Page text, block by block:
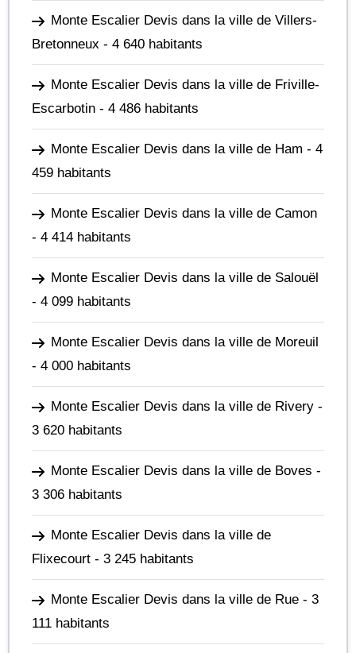
Monte Escalier Devis dans la ville de Villers-
Bretonneux - 4 640 habitants
Monte Escalier Devis dans la ville de Friville-
Escarbotin - 4 486 habitants
Monte Escalier Devis dans la ville de Ham - 4
459 habitants
Monte Escalier Devis dans la ville de Camon
- 4 414 habitants
Monte Escalier Devis dans la ville de Salouël
- 4 099 habitants
Monte Escalier Devis dans la ville de Moreuil
- 4 000 habitants
Monte Escalier Devis dans la ville de Rivery -
3 620 habitants
Monte Escalier Devis dans la ville de Boves -
3 306 habitants
Monte Escalier Devis dans la ville de
Flixecourt - 3 245 habitants
Monte Escalier Devis dans la ville de Rue - 3
111 habitants